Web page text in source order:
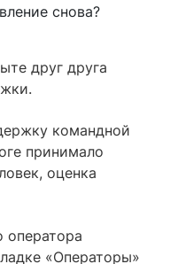
снова?
друг друга
командной
принимало
оценка
оператора
«Операторы»